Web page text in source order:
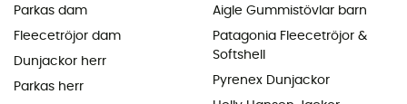
Parkas dam
Fleecetröjor dam
Dunjackor herr
Parkas herr
Aigle Gummistövlar barn
Patagonia Fleecetröjor &
Softshell
Pyrenex Dunjackor